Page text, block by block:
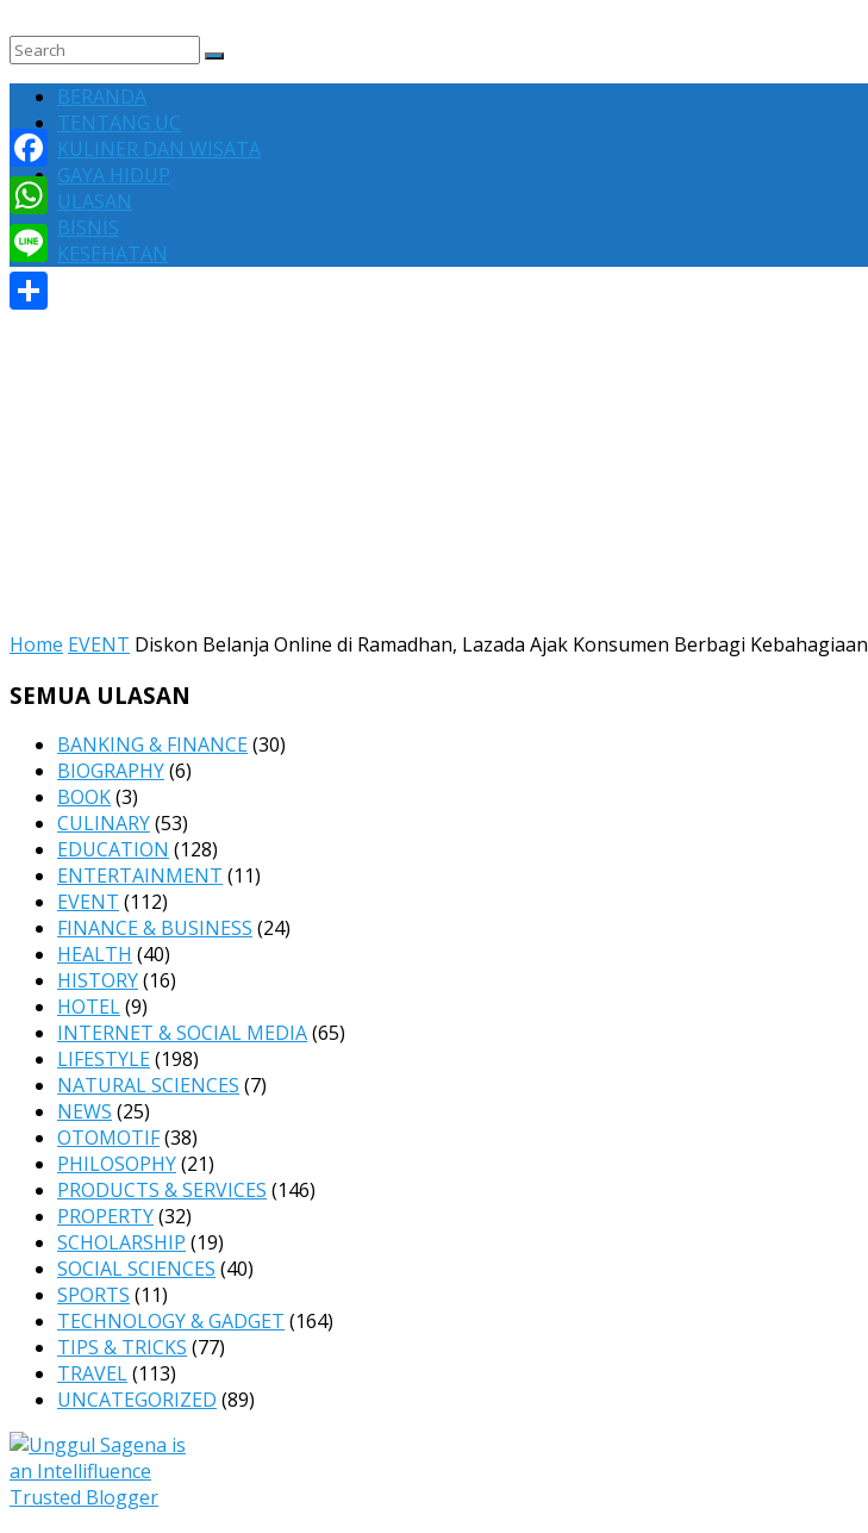
BERANDA
TENTANG UC
KULINER DAN WISATA
GAYA HIDUP
ULASAN
BISNIS
KESEHATAN
Home EVENT Diskon Belanja Online di Ramadhan, Lazada Ajak Konsumen Berbagi Kebahagiaan
SEMUA ULASAN
BANKING & FINANCE(30)
BIOGRAPHY(6)
BOOK(3)
CULINARY(53)
EDUCATION (128)
ENTERTAINMENT (11)
EVENT (112)
FINANCE & BUSINESS (24)
HEALTH (40)
HISTORY(16)
HOTEL(9)
INTERNET & SOCIAL MEDIA(65)
LIFESTYLE(198)
NATURAL SCIENCES (7)
NEWS (25)
OTOMOTIF(38)
PHILOSOPHY(21)
PRODUCTS & SERVICES (146)
PROPERTY(32)
SCHOLARSHIP (19)
SOCIAL SCIENCES (40)
SPORTS (11)
TECHNOLOGY & GADGET (164)
TIPS & TRICKS (77)
TRAVEL(113)
UNCATEGORIZED (89)
Facebook
WhatsApp
Line